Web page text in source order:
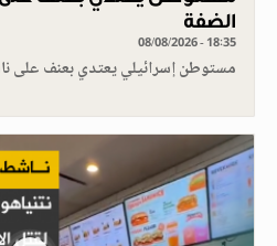
الضفة
08/08/2026 - 18:35
مستوطن إسرائيلي يعتدي بعنف